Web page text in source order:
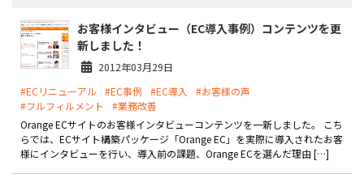
外部サービス連携
インフラ環境・サポート
費用
製品
特長
お客様インタビュー（EC導入事例）コンテンツを更
新しました！
2012年03月29日
#ECリニューアル
#EC事例 #EC導入
#お客様の声
#フルフィルメント
#業務改善
Orange ECサイトのお客様インタビューコンテンツを一新しました。 こち
らでは、ECサイト構築パッケージ「Orange EC」を実際に導入されたお客
様にインタビューを行い、導入前の課題、Orange ECを選んだ理由 […]